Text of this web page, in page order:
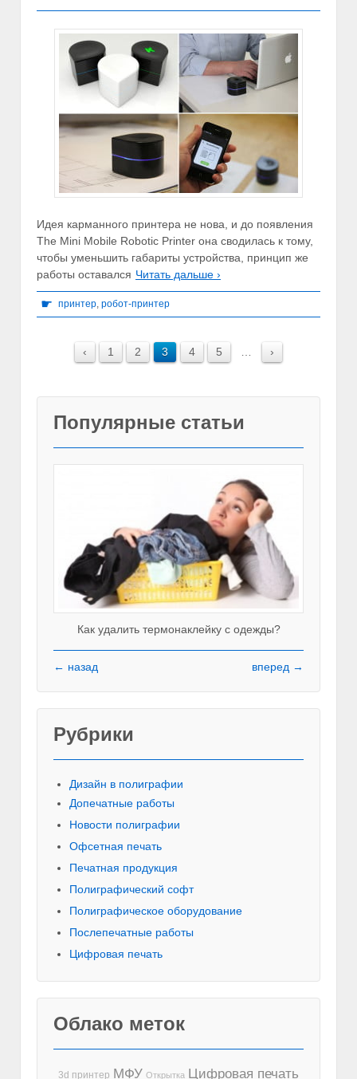
Идея карманного принтера не нова, и до появления
The Mini Mobile Robotic Printer она сводилась к тому,
чтобы уменьшить габариты устройства, принцип же
работы оставался Читать дальше ›
☛ принтер робот-принтер
‹ 1 2 3 4 5 ›
Популярные статьи
Как удалить термонаклейку с одежды?
← назад вперед →
Рубрики
Дизайн в полиграфии
Допечатные работы
Новости полиграфии
Офсетная печать
Печатная продукция
Полиграфический софт
Полиграфическое оборудование
Послепечатные работы
Цифровая печать
Облако меток
3d принтер МФУ Открытка Цифровая печать